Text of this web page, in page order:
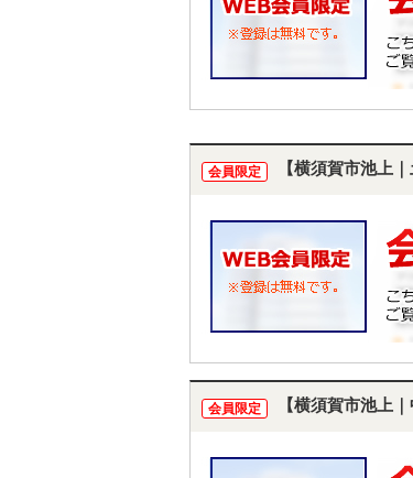
会員限定 【横須賀市池上
会員限定 【横須賀市池上